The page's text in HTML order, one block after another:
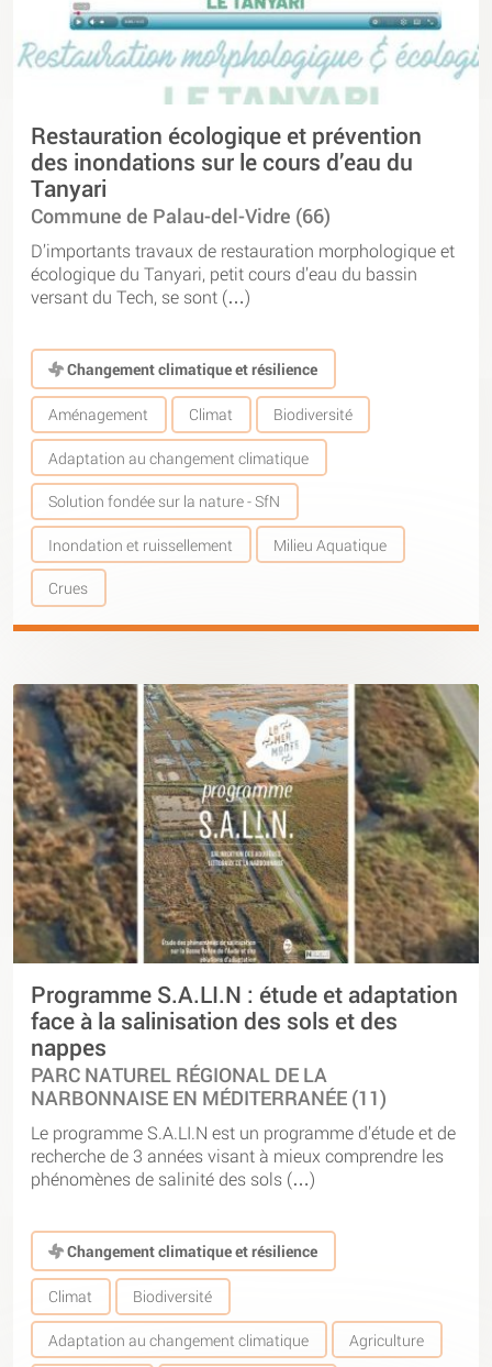
Restauration écologique et prévention
des inondations sur le cours d’eau du
Tanyari
Commune de Palau-del-Vidre (66)
D’importants travaux de restauration morphologique et
écologique du Tanyari, petit cours d’eau du bassin
versant du Tech, se sont (…)
Changement climatique et résilience
Aménagement Climat Biodiversité
Adaptation au changement climatique
Solution fondée sur la nature - SfN
Inondation et ruissellement Milieu Aquatique
Crues
Programme S.A.LI.N : étude et adaptation
face à la salinisation des sols et des
nappes
PARC NATUREL RÉGIONAL DE LA
NARBONNAISE EN MÉDITERRANÉE (11)
Le programme S.A.LI.N est un programme d’étude et de
recherche de 3 années visant à mieux comprendre les
phénomènes de salinité des sols (…)
Changement climatique et résilience
Climat Biodiversité
Adaptation au changement climatique Agriculture